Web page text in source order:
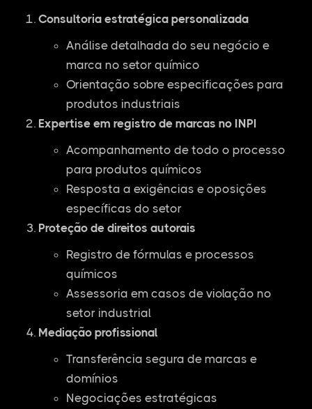
Consultoria estratégica personalizada
Análise detalhada do seu negócio e
marca no setor químico
Orientação sobre especificações para
produtos industriais
Expertise em registro de marcas no INPI
Acompanhamento de todo o processo
para produtos químicos
Resposta a exigências e oposições
específicas do setor
Proteção de direitos autorais
Registro de fórmulas e processos
químicos
Assessoria em casos de violação no
setor industrial
Mediação profissional
Transferência segura de marcas e
domínios
Negociações estratégicas